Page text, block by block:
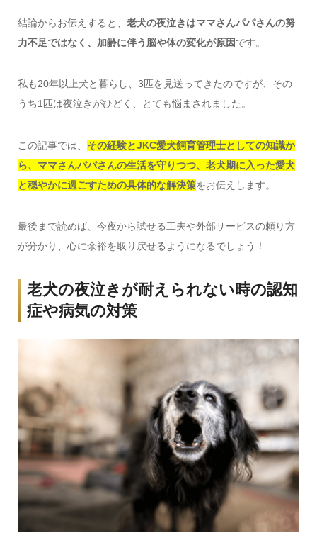
結論からお伝えすると、 老犬の夜泣きはママさんパパさんの努
力不足ではなく、加齢に伴う脳や体の変化が原因です。
私も20年以上犬と暮らし、3匹を見送ってきたのですが、その
うち1匹は夜泣きがひどく、とても悩まされました。
この記事では、 その経験とJKC愛犬飼育管理士としての知識か
ら、ママさんパパさんの生活を守りつつ、老犬期に入った愛犬
と穏やかに過ごすための具体的な解決策をお伝えします。
最後まで読めば、今夜から試せる工夫や外部サービスの頼り方
が分かり、心に余裕を取り戻せるようになるでしょう！
老犬の夜泣きが耐えられない時の認知
症や病気の対策